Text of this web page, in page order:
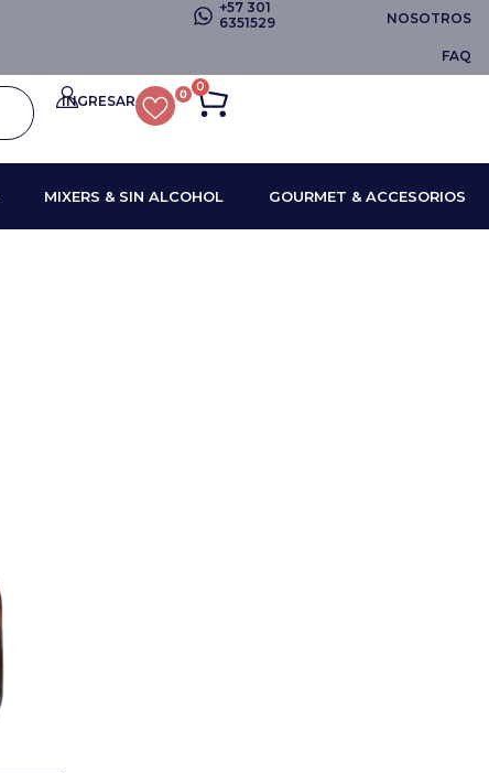
+57 301
6351529
NOSOTROS
FAQ
INGRESAR 0 0
MIXERS & SIN ALCOHOL GOURMET & ACCESORIOS